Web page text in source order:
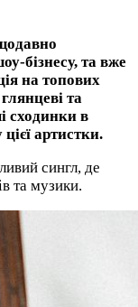
бізнесу, та вже
на топових
та
сходинки в
артистки.
сингл, де
та музики.